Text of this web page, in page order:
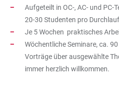
Aufgeteilt in OC-, AC- und PC-
20-30 Studenten pro
Je 5 Wochen praktisches
Wöchentliche Seminare, ca.
Vorträge über ausgewählte
immer herzlich willkommen.